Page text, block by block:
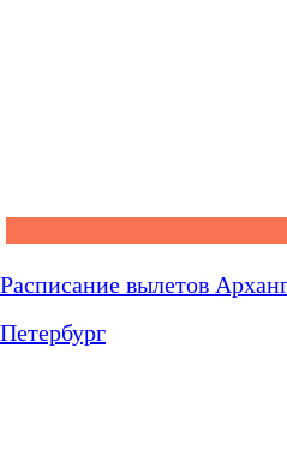
Расписание вылетов
Петербург